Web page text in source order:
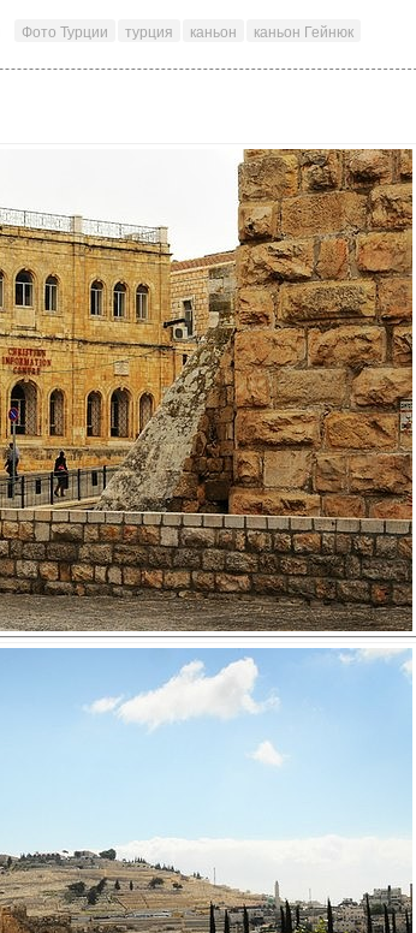
Фото Турции турция каньон каньон Гейнюк